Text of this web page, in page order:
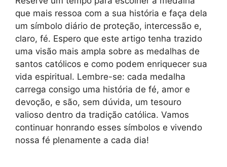
que mais ressoa com a sua história e faça dela
um símbolo diário de proteção, intercessão e,
claro, fé. Espero que este artigo tenha trazido
uma visão mais ampla sobre as medalhas de
santos católicos e como podem enriquecer sua
vida espiritual. Lembre-se: cada medalha
carrega consigo uma história de fé, amor e
devoção, e são, sem dúvida, um tesouro
valioso dentro da tradição católica. Vamos
continuar honrando esses símbolos e vivendo
nossa fé plenamente a cada dia!